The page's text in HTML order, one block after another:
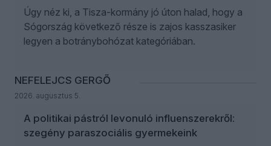
Úgy néz ki, a Tisza-kormány jó úton halad, hogy a
Sógország következő része is zajos kasszasiker
legyen a botránybohózat kategóriában.
NEFELEJCS GERGŐ
2026. augusztus 5.
A politikai pástról levonuló influenszerekről:
szegény paraszociális gyermekeink